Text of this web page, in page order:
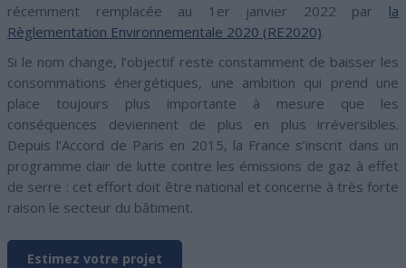
récemment remplacée au 1er janvier 2022 par la
Règlementation Environnementale 2020 (RE2020).
Si le nom change, l’objectif reste constamment de baisser les
consommations énergétiques, une ambition qui prend une
place toujours plus importante à mesure que les
conséquences deviennent de plus en plus irréversibles.
Depuis l’Accord de Paris en 2015, la France s’inscrit dans un
programme clair de lutte contre les émissions de gaz à effet
de serre : cet effort doit être national et concerne à très forte
raison le secteur du bâtiment.
Estimez votre projet